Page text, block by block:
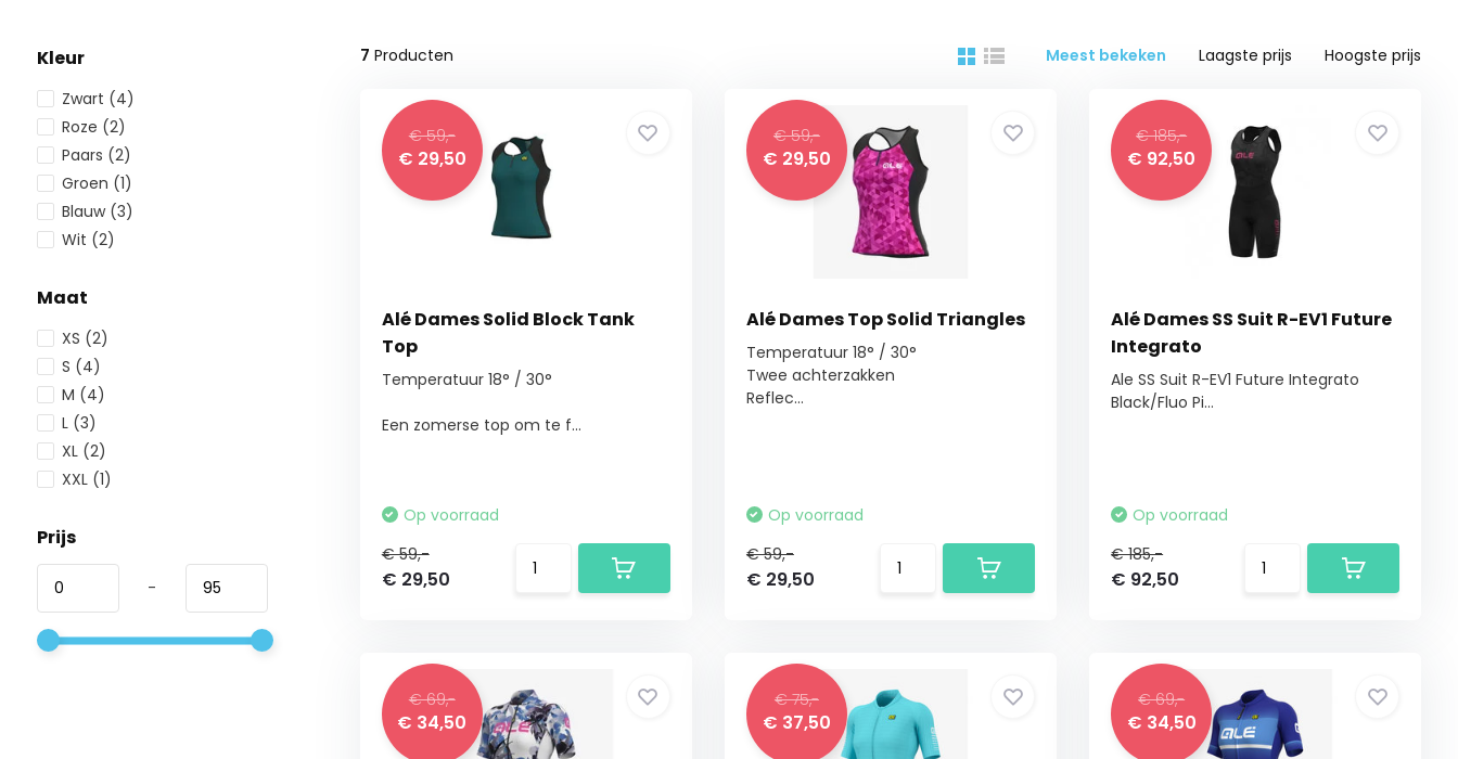
Kleur
Zwart (4)
Roze (2)
Paars (2)
Groen (1)
Blauw (3)
Wit (2)
Maat
XS (2)
S (4)
M (4)
L (3)
XL (2)
XXL (1)
Prijs
-
7 Producten Meest bekeken Laagste prijs Hoogste prijs
€ 59,-
€ 29,50
Alé Dames Solid Block Tank
Top
Temperatuur 18° / 30°
Een zomerse top om te f...
Op voorraad
€ 59,-
€ 29,50
€ 59,-
€ 29,50
Alé Dames Top Solid Triangles
Temperatuur 18° / 30°
Twee achterzakken
Reflec...
Op voorraad
€ 59,-
€ 29,50
€ 185,-
€ 92,50
Alé Dames SS Suit R-EV1 Future
Integrato
Ale SS Suit R-EV1 Future Integrato
Black/Fluo Pi...
Op voorraad
€ 185,-
€ 92,50
€ 69,-
€ 34,50
€ 75,-
€ 37,50
€ 69,-
€ 34,50